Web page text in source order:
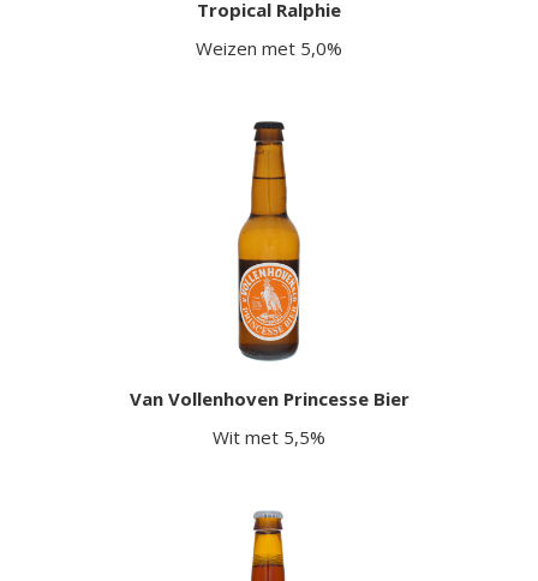
Tropical Ralphie
Weizen met 5,0%
Van Vollenhoven Princesse Bier
Wit met 5,5%